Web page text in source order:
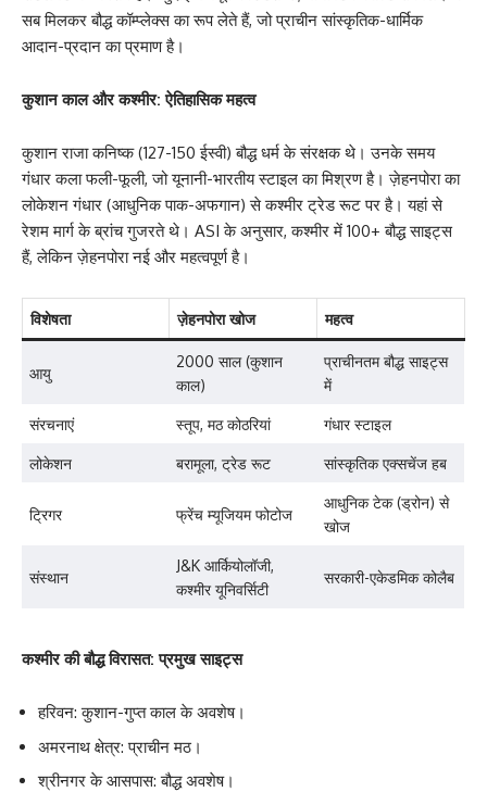
सब मिलकर बौद्ध कॉम्प्लेक्स का रूप लेते हैं, जो प्राचीन सांस्कृतिक-धार्मिक
आदान-प्रदान का प्रमाण है।
कुशान काल और कश्मीर: ऐतिहासिक महत्व
कुशान राजा कनिष्क (127-150 ईस्वी) बौद्ध धर्म के संरक्षक थे। उनके समय
गंधार कला फली-फूली, जो यूनानी-भारतीय स्टाइल का मिश्रण है। ज़ेहनपोरा का
लोकेशन गंधार (आधुनिक पाक-अफगान) से कश्मीर ट्रेड रूट पर है। यहां से
रेशम मार्ग के ब्रांच गुजरते थे। ASI के अनुसार, कश्मीर में 100+ बौद्ध साइट्स
हैं, लेकिन ज़ेहनपोरा नई और महत्वपूर्ण है।
विशेषता ज़ेहनपोरा खोज महत्व
आयु
2000 साल (कुशान
काल)
प्राचीनतम बौद्ध साइट्स
में
संरचनाएं
स्तूप, मठ कोठरियां
गंधार स्टाइल
लोकेशन
बरामूला, ट्रेड रूट सांस्कृतिक एक्सचेंज हब
ट्रिगर फ्रेंच म्यूजियम फोटोज
आधुनिक टेक (ड्रोन) से
खोज
संस्थान
J&K आर्कियोलॉजी,
कश्मीर यूनिवर्सिटी
सरकारी-एकेडमिक कोलैब
कश्मीर की बौद्ध विरासत: प्रमुख साइट्स
हरिवन: कुशान-गुप्त काल के अवशेष।
अमरनाथ क्षेत्र: प्राचीन मठ।
श्रीनगर के आसपास: बौद्ध अवशेष।